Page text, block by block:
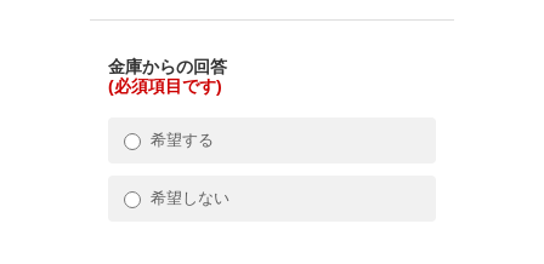
金庫からの回答
(必須項目です)
希望する
希望しない